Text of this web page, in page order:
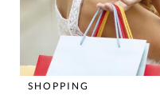
SHOPPING